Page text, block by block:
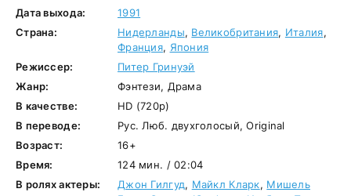
Дата выхода:
1991
Страна:
Нидерланды, Великобритания, Италия,
Франция, Япония
Режиссер:
Питер Гринуэй
Жанр:
Фэнтези, Драма
В качестве:
HD (720p)
В переводе:
Рус. Люб. двухголосый, Original
Возраст:
16+
Время:
124 мин. / 02:04
В ролях актеры:
Джон Гилгуд, Майкл Кларк, Мишель